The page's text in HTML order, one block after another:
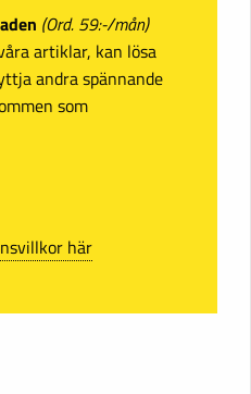
(Ord. 59:-/mån)
artiklar, kan lösa
andra spännande
som
här